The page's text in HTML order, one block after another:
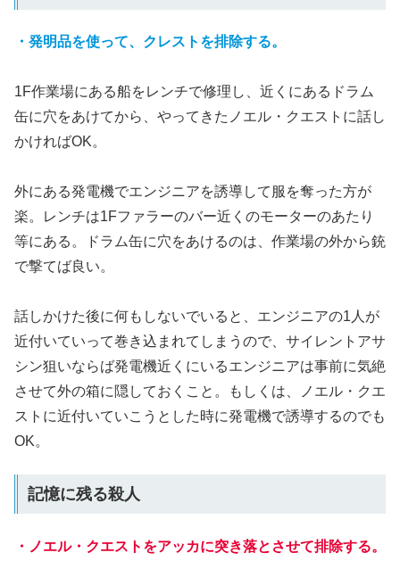
・発明品を使って、クレストを排除する。
1F作業場にある船をレンチで修理し、近くにあるドラム
缶に穴をあけてから、やってきたノエル・クエストに話し
かければOK。
外にある発電機でエンジニアを誘導して服を奪った方が
楽。レンチは1Fファラーのバー近くのモーターのあたり
等にある。ドラム缶に穴をあけるのは、作業場の外から銃
で撃てば良い。
話しかけた後に何もしないでいると、エンジニアの1人が
近付いていって巻き込まれてしまうので、サイレントアサ
シン狙いならば発電機近くにいるエンジニアは事前に気絶
させて外の箱に隠しておくこと。もしくは、ノエル・クエ
ストに近付いていこうとした時に発電機で誘導するのでも
OK。
記憶に残る殺人
・ノエル・クエストをアッカに突き落とさせて排除する。